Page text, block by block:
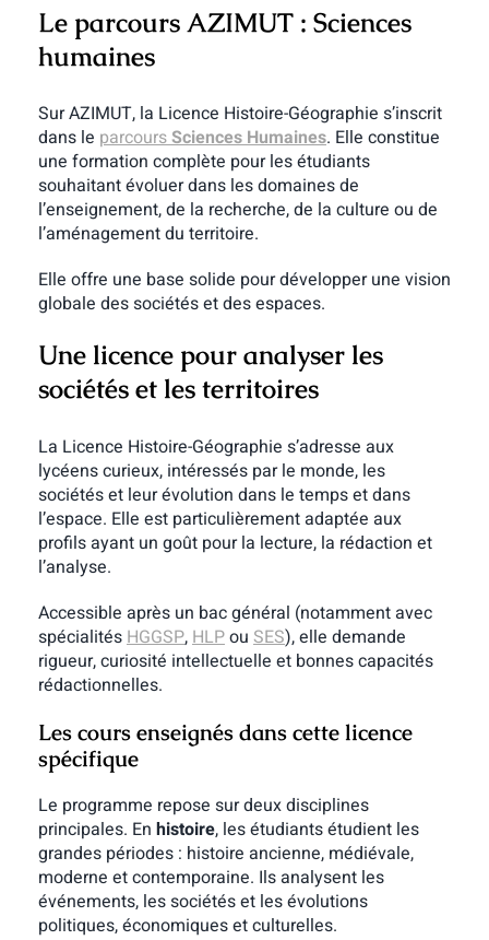
Le parcours AZIMUT : Sciences
humaines
Sur AZIMUT, la Licence Histoire-Géographie s’inscrit
dans le parcoursSciences Humaines. Elle constitue
une formation complète pour les étudiants
souhaitant évoluer dans les domaines de
l’enseignement, de la recherche, de la culture ou de
l’aménagement du territoire.
Elle offre une base solide pour développer une vision
globale des sociétés et des espaces.
Une licence pour analyser les
sociétés et les territoires
La Licence Histoire-Géographie s’adresse aux
lycéens curieux, intéressés par le monde, les
sociétés et leur évolution dans le temps et dans
l’espace. Elle est particulièrement adaptée aux
profils ayant un goût pour la lecture, la rédaction et
l’analyse.
Accessible après un bac général (notamment avec
spécialités HGGSP, HLPou SES), elle demande
rigueur, curiosité intellectuelle et bonnes capacités
rédactionnelles.
Les cours enseignés dans cette licence
spécifique
Le programme repose sur deux disciplines
principales. En histoire, les étudiants étudient les
grandes périodes : histoire ancienne, médiévale,
moderne et contemporaine. Ils analysent les
événements, les sociétés et les évolutions
politiques, économiques et culturelles.